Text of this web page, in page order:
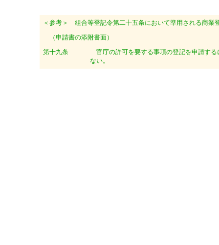
＜参考＞ 組合等登記令第二十五条において準用される商業
（申請書の添附書面）
第十九条
官庁の許可を要する事項の登記を申請す
ない。